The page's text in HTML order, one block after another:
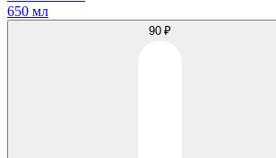
650 мл
90 ₽